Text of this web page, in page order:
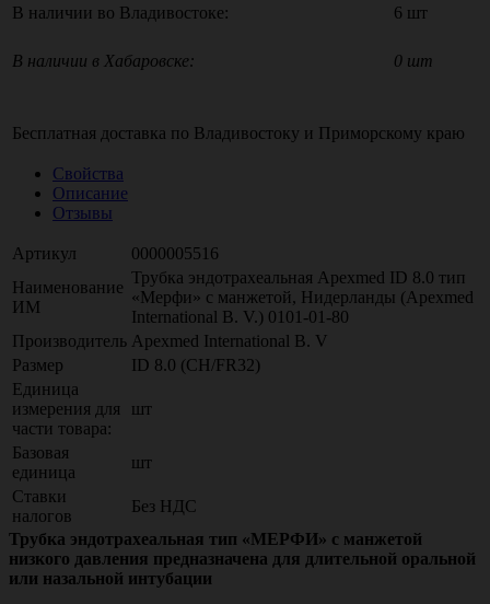
В наличии во Владивостоке: 6 шт
В наличии в Хабаровске: 0 шт
Бесплатная доставка по Владивостоку и Приморскому краю
Свойства
Описание
Отзывы
Артикул
0000005516
Наименование
ИМ
Трубка эндотрахеальная Apexmed ID 8.0 тип
«Мерфи» с манжетой, Нидерланды (Apexmed
International B. V.) 0101-01-80
Производитель Apexmed International B. V
Размер
ID 8.0 (CH/FR32)
Единица
измерения для
части товара:
шт
Базовая
единица
шт
Ставки
налогов
Без НДС
Трубка эндотрахеальная тип «МЕРФИ» с манжетой
низкого давления предназначена для длительной оральной
или назальной интубации